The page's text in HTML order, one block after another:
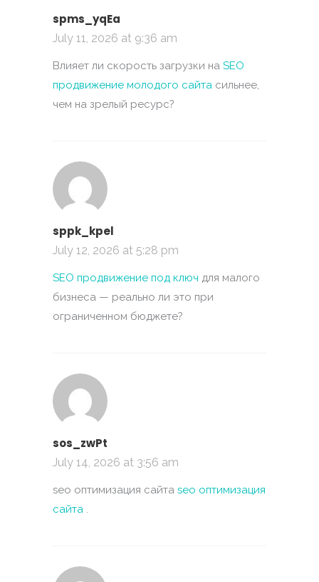
spms_yqEa
July 11, 2026 at 9:36 am
Влияет ли скорость загрузки на SEO
продвижение молодого сайта сильнее,
чем на зрелый ресурс?
sppk_kpel
July 12, 2026 at 5:28 pm
SEO продвижение под ключ для малого
бизнеса — реально ли это при
ограниченном бюджете?
sos_zwPt
July 14, 2026 at 3:56 am
seo оптимизация сайта seo оптимизация
сайта .